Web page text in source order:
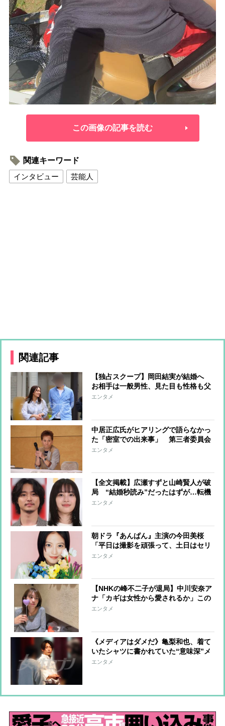
この画像の記事を読む
関連キーワード
インタビュー
芸能人
関連記事
【独占スクープ】岡田結実が結婚へ
お相手は一般男性、見た目も性格も父
親とは真逆？都心のカフェでのペアル
エンタメ
中居正広氏がヒアリングで語らなかっ
た「密室での出来事」 第三者委員会
からの守秘義務解除の依頼を拒否、被
エンタメ
【全文掲載】広瀬すずと山崎賢人が破
局 “結婚秒読み”だったはずが…転機
は昨年秋、じっくり話し合い“今は仕
エンタメ
朝ドラ『あんぱん』主演の今田美桜
「平日は撮影を頑張って、土日はセリ
フや方言の練習にあてる」 のがルーテ
エンタメ
【NHKの峰不二子が退局】中川安奈ア
ナ「カギは女性から愛されるか」この
4月「第二の田中みな実」への第一歩
エンタメ
《メディアはダメだ》亀梨和也、着て
いたシャツに書かれていた“意味深”メ
ッセージ KAT-TUNラストステージは
エンタメ